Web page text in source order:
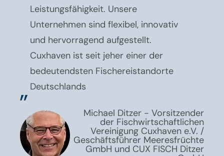
Leistungsfähigkeit. Unsere
Unternehmen sind flexibel, innovativ
und hervorragend aufgestellt.
Cuxhaven ist seit jeher einer der
bedeutendsten Fischereistandorte
Deutschlands
Michael Ditzer - Vorsitzender
der Fischwirtschaftlichen
Vereinigung Cuxhaven e.V. /
Geschäftsführer Meeresfrüchte
GmbH und CUX FISCH Ditzer